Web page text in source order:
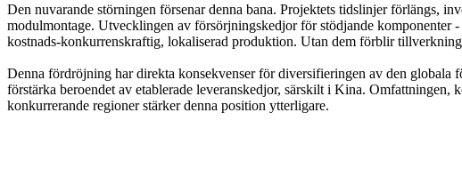
Den nuvarande störningen försenar denna bana. Projektets tidslinjer förlängs,
modulmontage. Utvecklingen av försörjningskedjor för stödjande komponenter
kostnads-konkurrenskraftig, lokaliserad produktion. Utan dem förblir
Denna fördröjning har direkta konsekvenser för diversifieringen av den
förstärka beroendet av etablerade leveranskedjor, särskilt i Kina.
konkurrerande regioner stärker denna position ytterligare.